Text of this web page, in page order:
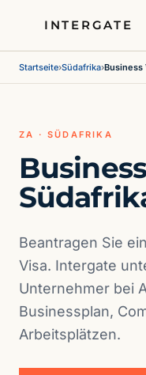
INTERGATE
Startseite›Südafrika›Business
ZA · SÜDAFRIKA
Beantragen Sie
Visa. Intergate
Unternehmer bei
Businessplan,
Arbeitsplätzen.